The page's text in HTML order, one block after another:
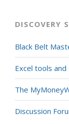
DISCOVERY
Black Belt
Excel tools and
The
Discussion